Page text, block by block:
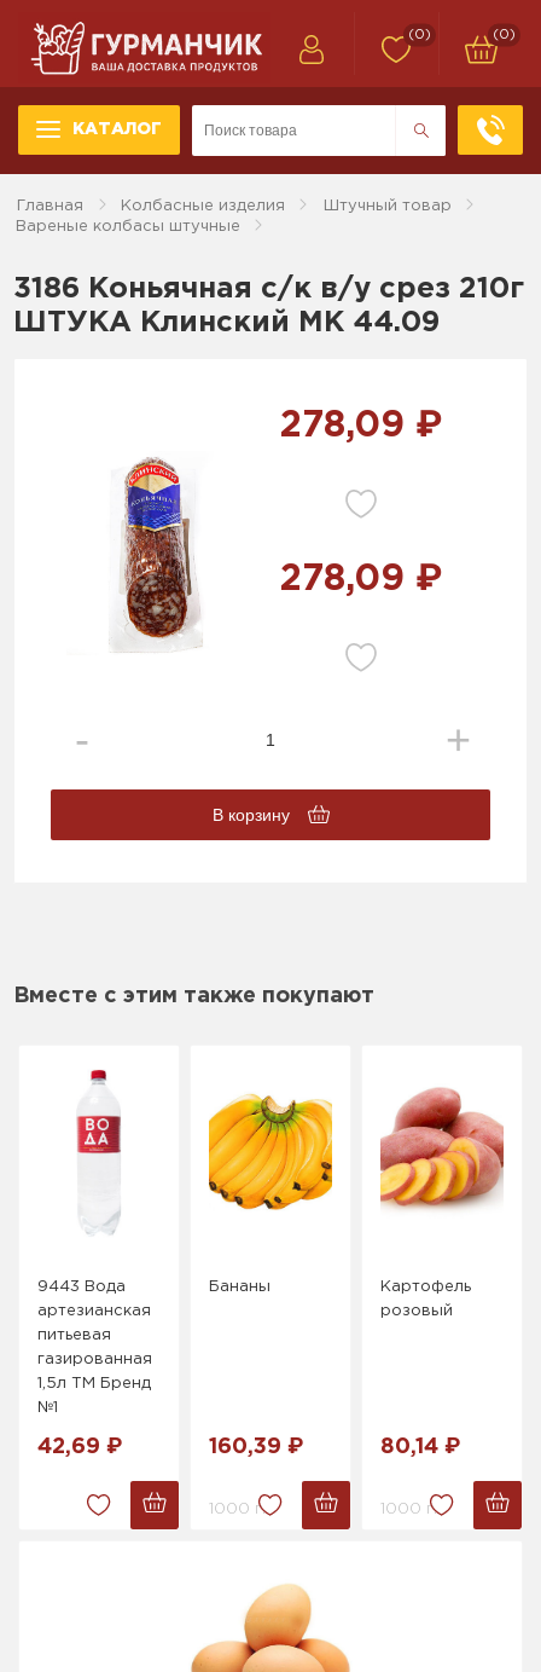
КАТАЛОГ
(0) (0)
Главная Колбасные изделия
Штучный товар
Вареные колбасы штучные
3186 Коньячная с/к в/у срез 210г
ШТУКА Клинский МК 44.09
278,09 ₽
278,09 ₽
В корзину
Вместе с этим также покупают
9443 Вода
артезианская
питьевая
газированная
1,5л ТМ Бренд
№1
42,69 ₽
Бананы
160,39 ₽
1000 г.
Картофель
розовый
80,14 ₽
1000 г.